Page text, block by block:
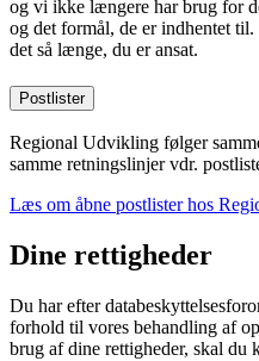
og vi ikke længere har brug for
og det formål, de er indhentet
det så længe, du er ansat.
Postlister
Regional Udvikling følger
samme retningslinjer vdr.
Læs om åbne postlister hos
Dine rettigheder
Du har efter
forhold til vores behandling af
brug af dine rettigheder, skal du